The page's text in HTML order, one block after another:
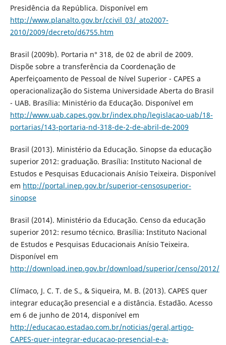
Presidência da República. Disponí­vel em
http://www.planalto.gov.br/ccivil_03/_ato2007-
2010/2009/decreto/d6755.htm
Brasil (2009b). Portaria n° 318, de 02 de abril de 2009.
Dispõe sobre a transferência da Coordenação de
Aperfeiçoamento de Pessoal de Ní­vel Superior - CAPES a
operacionalização do Sistema Universidade Aberta do Brasil
- UAB. Brasí­lia: Ministério da Educação. Disponí­vel em
http://www.uab.capes.gov.br/index.php/legislacao-uab/18-
portarias/143-portaria-nd-318-de-2-de-abril-de-2009
Brasil (2013). Ministério da Educação. Sinopse da educação
superior 2012: graduação. Brasí­lia: Instituto Nacional de
Estudos e Pesquisas Educacionais Aní­sio Teixeira. Disponí­vel
em http://portal.inep.gov.br/superior-censosuperior-
sinopse
Brasil (2014). Ministério da Educação. Censo da educação
superior 2012: resumo técnico. Brasí­lia: Instituto Nacional
de Estudos e Pesquisas Educacionais Aní­sio Teixeira.
Disponí­vel em
http://download.inep.gov.br/download/superior/censo/2012/
Clí­maco, J. C. T. de S., & Siqueira, M. B. (2013). CAPES quer
integrar educação presencial e a distância. Estadão. Acesso
em 6 de junho de 2014, disponí­vel em
http://educacao.estadao.com.br/noticias/geral,artigo-
CAPES-quer-integrar-educacao-presencial-e-a-